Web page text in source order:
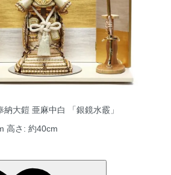
大鎧 亜麻中白 「銀鏡水霰」
高さ: 約40cm